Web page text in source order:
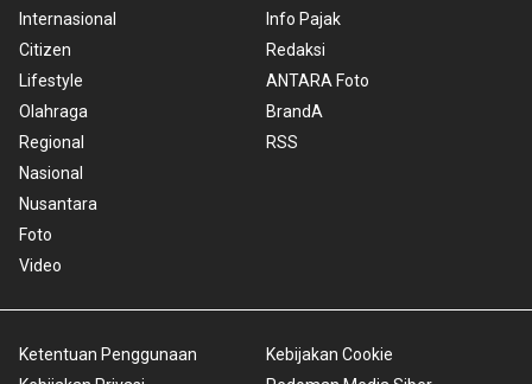
Internasional
Citizen
Lifestyle
Olahraga
Regional
Nasional
Nusantara
Foto
Video
Info Pajak
Redaksi
ANTARA Foto
BrandA
RSS
Ketentuan Penggunaan
Kebijakan Cookie